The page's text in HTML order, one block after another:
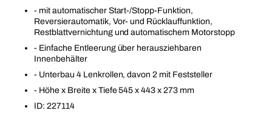
- mit automatischer Start-/Stopp-Funktion,
Reversierautomatik, Vor- und Rücklauffunktion,
Restblattvernichtung und automatischem Motorstopp
- Einfache Entleerung über herausziehbaren
Innenbehälter
- Unterbau 4 Lenkrollen, davon 2 mit Feststeller
- Höhe x Breite x Tiefe 545 x 443 x 273 mm
ID: 227114